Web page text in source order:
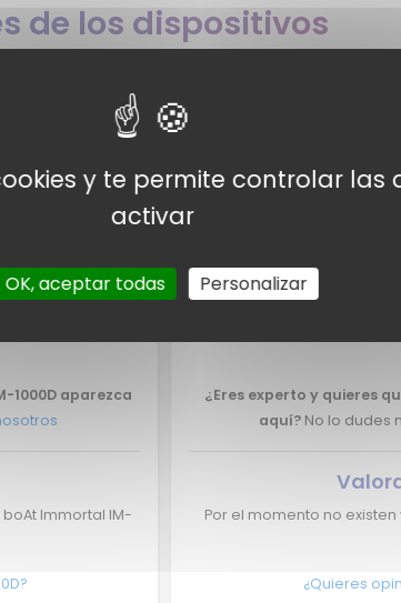
de los dispositivos
boAt Immortal
1000D aparezca
Immortal IM-
Por el momento no
¿Eres experto y quieres
aquí?No lo dudes
Por el momento no
¿Quieres
y te permite controlar las
activar
OK, aceptar todas Personalizar